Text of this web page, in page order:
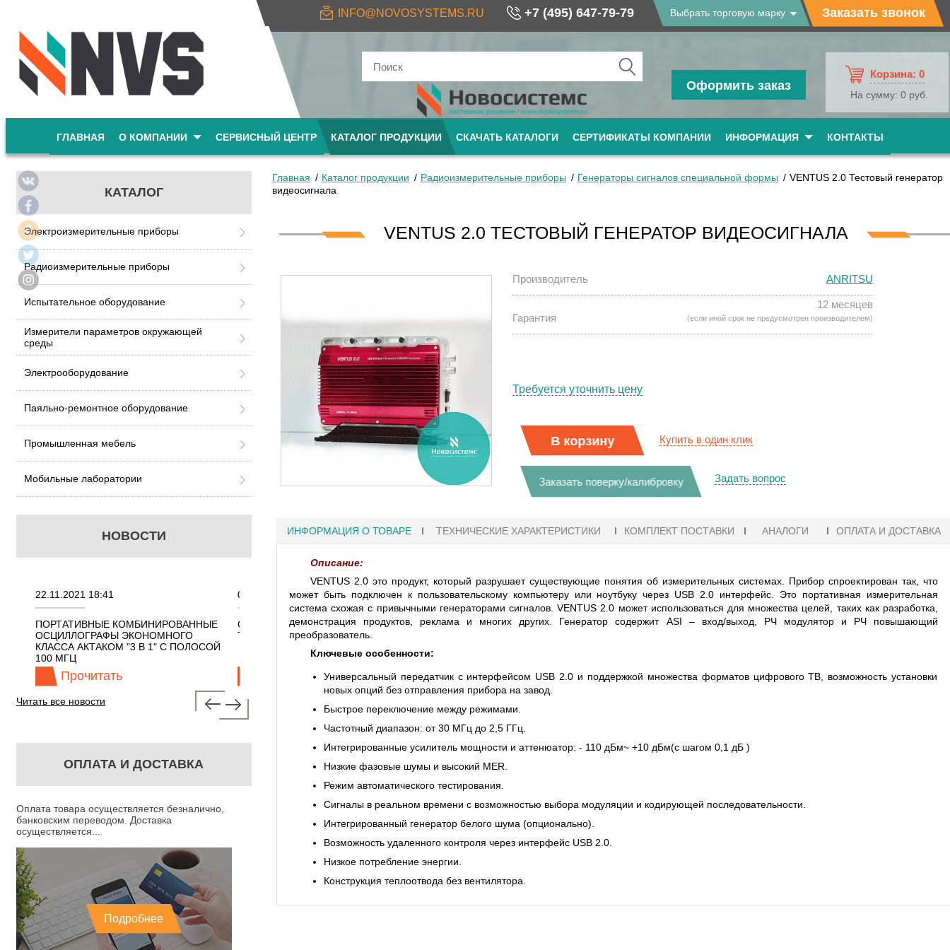
INFO@NOVOSYSTEMS.RU +7 (495) 647-79-79 Выбрать торговую марку Заказать звонок
Оформить заказ
Корзина: 0
На сумму: 0 руб.
ГЛАВНАЯ О КОМПАНИИ СЕРВИСНЫЙ ЦЕНТР КАТАЛОГ ПРОДУКЦИИ СКАЧАТЬ КАТАЛОГИ СЕРТИФИКАТЫ КОМПАНИИ ИНФОРМАЦИЯ КОНТАКТЫ
КАТАЛОГ
Электроизмерительные приборы
Радиоизмерительные приборы
Испытательное оборудование
Измерители параметров окружающей
среды
Электрооборудование
Паяльно-ремонтное оборудование
Промышленная мебель
Мобильные лаборатории
НОВОСТИ
22.11.2021 18:41
ПОРТАТИВНЫЕ КОМБИНИРОВАННЫЕ
ОСЦИЛЛОГРАФЫ ЭКОНОМНОГО
КЛАССА АКТАКОМ "3 В 1" С ПОЛОСОЙ
100 МГЦ
Прочитать
02.08.2021 18:41
ОСЦИЛЛОГРАФЫ KEYSIGHT
TECHNOLOGIES СЕРИИ UXR
Прочитать
27.01.2023 10:06
В НАЛИЧИИ! ZVH8, АНАЛИЗАТОР
Прочитать
Читать все новости
ОПЛАТА И ДОСТАВКА
Оплата товара осуществляется безналично,
банковским переводом. Доставка
осуществляется...
Подробнее
Главная Каталог продукции Радиоизмерительные приборы Генераторы сигналов специальной формы
VENTUS 2.0 Тестовый генератор
видеосигнала
VENTUS 2.0 ТЕСТОВЫЙ ГЕНЕРАТОР ВИДЕОСИГНАЛА
Производитель ANRITSU
Гарантия
12 месяцев
(если иной срок не предусмотрен производителем)
Требуется уточнить цену
В корзину Купить в один клик
Заказать поверку/калибровку Задать вопрос
ИНФОРМАЦИЯ О ТОВАРЕ ТЕХНИЧЕСКИЕ ХАРАКТЕРИСТИКИ КОМПЛЕКТ ПОСТАВКИ АНАЛОГИ ОПЛАТА И ДОСТАВКА
Описание:
VENTUS 2.0 это продукт, который разрушает существующие понятия об измерительных системах. Прибор спроектирован так, что
может быть подключен к пользовательскому компьютеру или ноутбуку через USB 2.0 интерфейс. Это портативная измерительная
система схожая с привычными генераторами сигналов. VENTUS 2.0 может использоваться для множества целей, таких как разработка,
демонстрация продуктов, реклама и многих других. Генератор содержит ASI – вход/выход, РЧ модулятор и РЧ повышающий
преобразователь.
Ключевые особенности:
Универсальный передатчик с интерфейсом USB 2.0 и поддержкой множества форматов цифрового ТВ, возможность установки
новых опций без отправления прибора на завод.
Быстрое переключение между режимами.
Частотный диапазон: от 30 МГц до 2,5 ГГц.
Интегрированные усилитель мощности и аттенюатор: - 110 дБм~ +10 дБм(с шагом 0,1 дБ )
Низкие фазовые шумы и высокий MER.
Режим автоматического тестирования.
Сигналы в реальном времени с возможностью выбора модуляции и кодирующей последовательности.
Интегрированный генератор белого шума (опционально).
Возможность удаленного контроля через интерфейс USB 2.0.
Низкое потребление энергии.
Конструкция теплоотвода без вентилятора.